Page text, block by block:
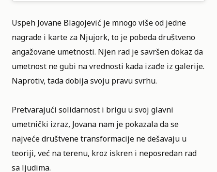
Uspeh Jovane Blagojević je mnogo više od jedne
nagrade i karte za Njujork, to je pobeda društveno
angažovane umetnosti. Njen rad je savršen dokaz da
umetnost ne gubi na vrednosti kada izađe iz galerije.
Naprotiv, tada dobija svoju pravu svrhu.
Pretvarajući solidarnost i brigu u svoj glavni
umetnički izraz, Jovana nam je pokazala da se
najveće društvene transformacije ne dešavaju u
teoriji, već na terenu, kroz iskren i neposredan rad
sa ljudima.